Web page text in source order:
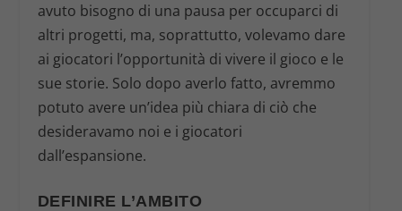
avuto bisogno di una pausa per occuparci di
altri progetti, ma, soprattutto, volevamo dare
ai giocatori l’opportunità di vivere il gioco e le
sue storie. Solo dopo averlo fatto, avremmo
potuto avere un’idea più chiara di ciò che
desideravamo noi e i giocatori
dall’espansione.
DEFINIRE L’AMBITO